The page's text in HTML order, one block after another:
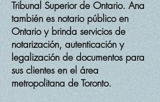
Tribunal Superior de Ontario. Ana
también es notario público en
Ontario y brinda servicios de
notarización, autenticación y
legalización de documentos para
sus clientes en el área
metropolitana de Toronto.